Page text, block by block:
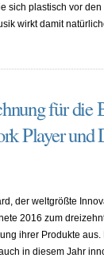
sich plastisch vor
wirkt damit
für die
Player und
der weltgrößte
2016 zum
ihrer Produkte
in diesem Jahr